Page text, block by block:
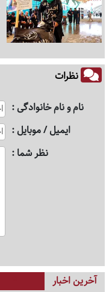
نظرات
نام و نام خانوادگی
ایمیل / موبایل
نظر شما
آخرین اخبار